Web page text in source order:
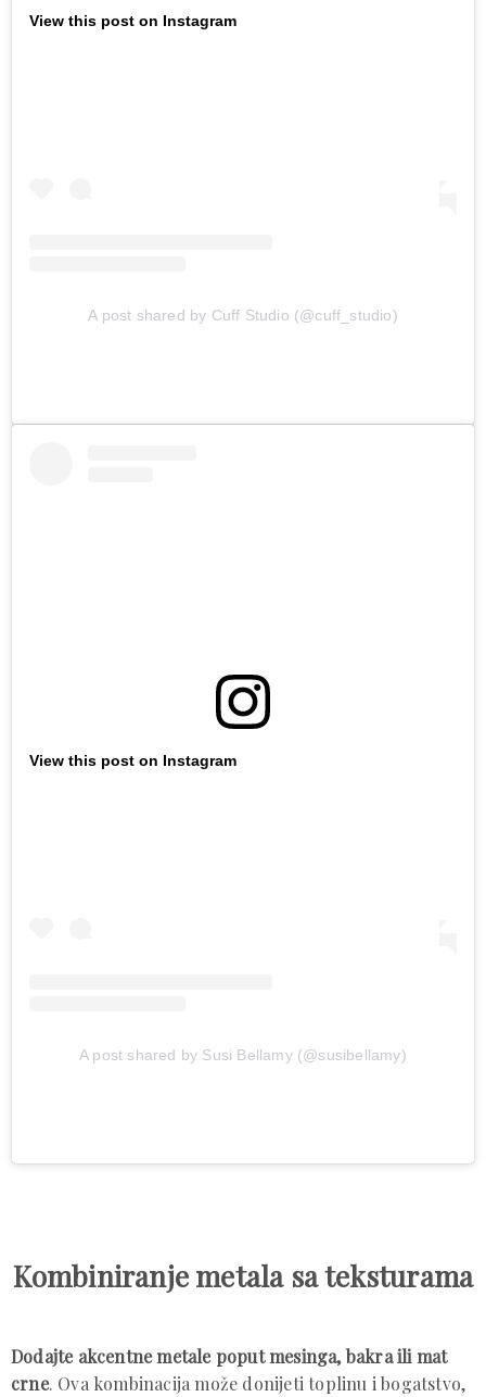
View this post on Instagram
A post shared by Cuff Studio (@cuff_studio)
View this post on Instagram
A post shared by Susi Bellamy (@susibellamy)
Kombiniranje metala sa teksturama
Dodajte akcentne metale poput mesinga, bakra ili mat
crne. Ova kombinacija može donijeti toplinu i bogatstvo,